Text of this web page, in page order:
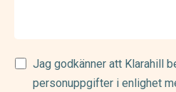
Samtycke
(Required)
Jag godkänner att Klarahill
personuppgifter i enlighet